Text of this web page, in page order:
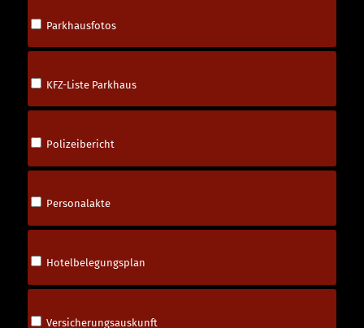
Parkhausfotos
KFZ-Liste Parkhaus
Polizeibericht
Personalakte
Hotelbelegungsplan
Versicherungsauskunft